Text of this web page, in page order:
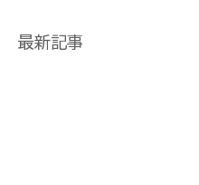
最新記事